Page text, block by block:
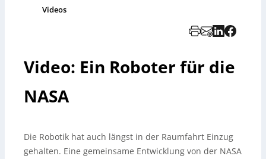
Videos
Video: Ein Roboter für die
NASA
Die Robotik hat auch längst in der Raumfahrt Einzug
gehalten. Eine gemeinsame Entwicklung von der NASA